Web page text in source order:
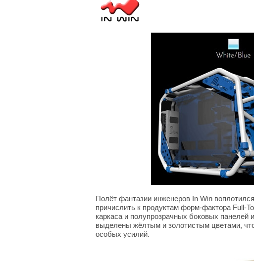
Полёт фантазии инженеров In Win
причислить к продуктам форм-фактора Full-
каркаса и полупрозрачных боковых панелей
выделены жёлтым и золотистым цветами,
особых усилий.